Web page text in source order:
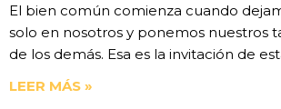
El bien común comienza cuando
solo en nosotros y ponemos nuestros
de los demás. Esa es la invitación de
LEER MÁS »